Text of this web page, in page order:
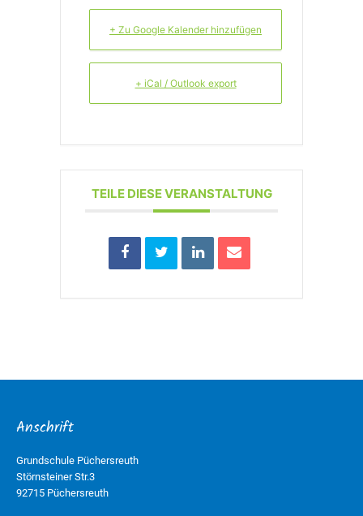
+ Zu Google Kalender hinzufügen
+ iCal / Outlook export
TEILE DIESE VERANSTALTUNG
Anschrift
Grundschule Püchersreuth
Störnsteiner Str.3
92715 Püchersreuth